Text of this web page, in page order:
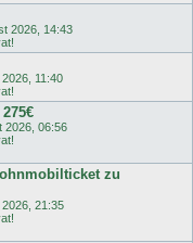
2026, 14:43
11:40
2026, 06:56
zu
21:35